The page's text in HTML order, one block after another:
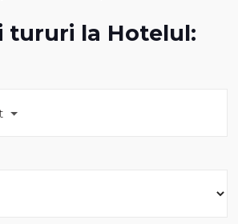
tururi la Hotelul: